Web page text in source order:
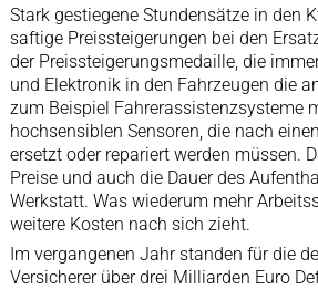
Stark gestiegene Stundensätze in den
saftige Preissteigerungen bei den
der Preissteigerungsmedaille, die
und Elektronik in den Fahrzeugen die
zum Beispiel Fahrerassistenzsysteme
hochsensiblen Sensoren, die nach
ersetzt oder repariert werden müssen.
Preise und auch die Dauer des
Werkstatt. Was wiederum mehr
weitere Kosten nach sich zieht.
Im vergangenen Jahr standen für die
Versicherer über drei Milliarden Euro